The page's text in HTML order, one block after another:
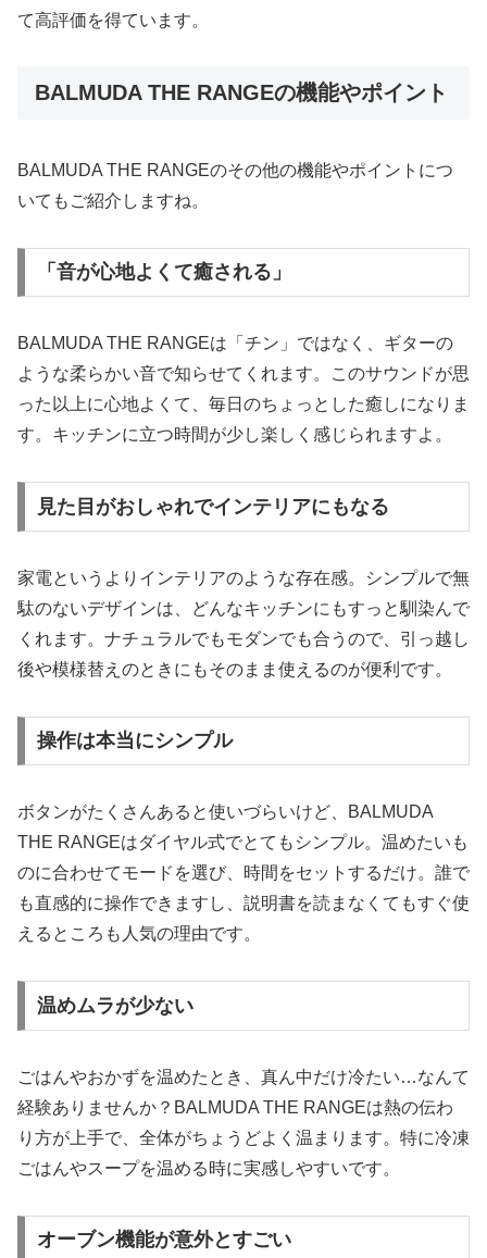
て高評価を得ています。
BALMUDA THE RANGEの機能やポイント
BALMUDA THE RANGEのその他の機能やポイントにつ
いてもご紹介しますね。
「音が心地よくて癒される」
BALMUDA THE RANGEは「チン」ではなく、ギターの
ような柔らかい音で知らせてくれます。このサウンドが思
った以上に心地よくて、毎日のちょっとした癒しになりま
す。キッチンに立つ時間が少し楽しく感じられますよ。
見た目がおしゃれでインテリアにもなる
家電というよりインテリアのような存在感。シンプルで無
駄のないデザインは、どんなキッチンにもすっと馴染んで
くれます。ナチュラルでもモダンでも合うので、引っ越し
後や模様替えのときにもそのまま使えるのが便利です。
操作は本当にシンプル
ボタンがたくさんあると使いづらいけど、BALMUDA
THE RANGEはダイヤル式でとてもシンプル。温めたいも
のに合わせてモードを選び、時間をセットするだけ。誰で
も直感的に操作できますし、説明書を読まなくてもすぐ使
えるところも人気の理由です。
温めムラが少ない
ごはんやおかずを温めたとき、真ん中だけ冷たい…なんて
経験ありませんか？BALMUDA THE RANGEは熱の伝わ
り方が上手で、全体がちょうどよく温まります。特に冷凍
ごはんやスープを温める時に実感しやすいです。
オーブン機能が意外とすごい